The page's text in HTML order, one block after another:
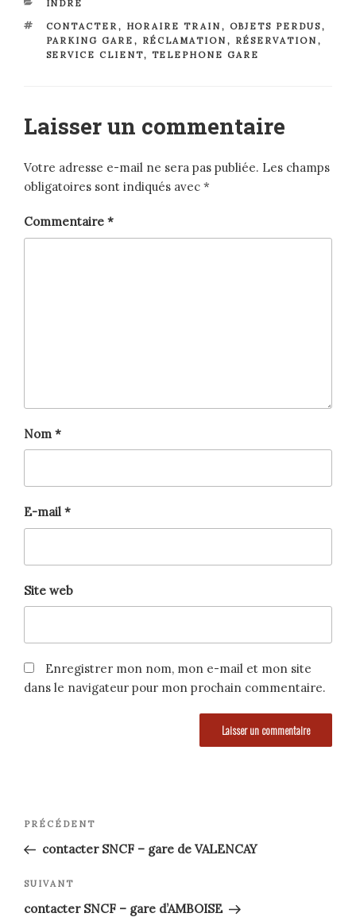
CATÉGORIES
INDRE
ÉTIQUETTES
CONTACTER, HORAIRE TRAIN , OBJETS PERDUS,
PARKING GARE , RÉCLAMATION , RÉSERVATION ,
SERVICE CLIENT, TELEPHONE GARE
Laisser un commentaire
Votre adresse e-mail ne sera pas publiée. Les champs
obligatoires sont indiqués avec *
Commentaire *
Nom *
E-mail *
Site web
Enregistrer mon nom, mon e-mail et mon site
dans le navigateur pour mon prochain commentaire.
Navigation
de
l’article
Article
précédent
PRÉCÉDENT
contacter SNCF – gare de VALENCAY
Article
suivant
SUIVANT
contacter SNCF – gare d’AMBOISE